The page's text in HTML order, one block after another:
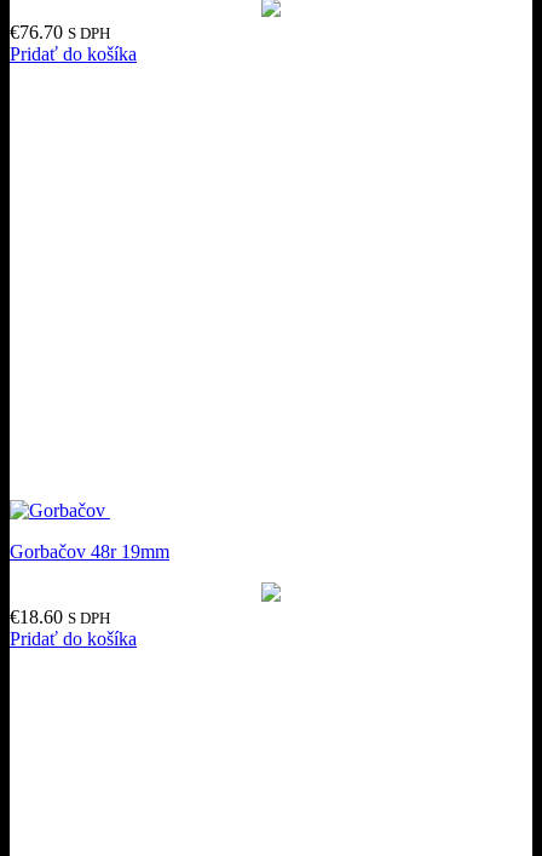
€76.70 S DPH
Pridať do košíka
Gorbačov 48r 19mm
€18.60 S DPH
Pridať do košíka